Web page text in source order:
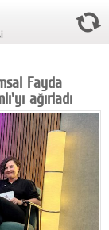
Fayda
ağırladı